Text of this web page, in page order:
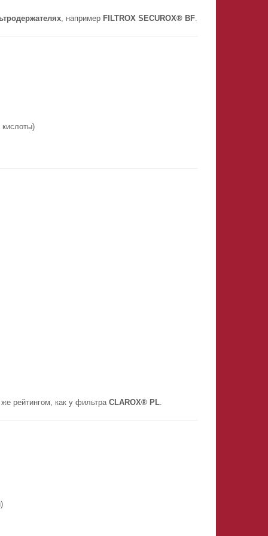
, например FILTROX SECUROX® BF.
рейтингом, как у фильтра CLAROX® PL.